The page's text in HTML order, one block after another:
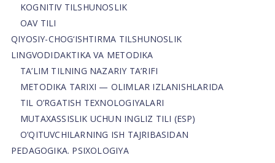
KOGNITIV TILSHUNOSLIK
OAV TILI
QIYOSIY-CHOG‘ISHTIRMA TILSHUNOSLIK
LINGVODIDAKTIKA VA METODIKA
TA’LIM TILNING NAZARIY TA’RIFI
METODIKA TARIXI — OLIMLAR IZLANISHLARIDA
TIL O’RGATISH TEXNOLOGIYALARI
MUTAXASSISLIK UCHUN INGLIZ TILI (ESP)
O’QITUVCHILARNING ISH TAJRIBASIDAN
PEDAGOGIKA. PSIXOLOGIYA